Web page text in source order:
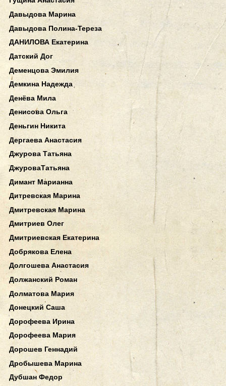
Давыдова Марина
Давыдова Полина-Тереза
ДАНИЛОВА Екатерина
Датский Дог
Деменцова Эмилия
Демкина Надежда
Денёва Мила
Денисова Ольга
Деньгин Никита
Дергаева Анастасия
Джурова Татьяна
ДжуроваТатьяна
Димант Марианна
Дитревская Марина
Дмитревская Марина
Дмитриев Олег
Дмитриевская Екатерина
Добрякова Елена
Долгошева Анастасия
Должанский Роман
Долматова Мария
Донецкий Саша
Дорофеева Ирина
Дорофеева Мария
Дорошев Геннадий
Дробышева Марина
Дубшан Федор